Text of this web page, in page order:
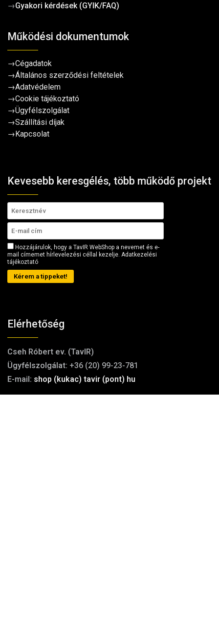
→Gyakori kérdések (GYIK/FAQ)
Működési dokumentumok
→Cégadatok
→Általános szerződési feltételek
→Adatvédelem
→Cookie tájékoztató
→Ügyfélszolgálat
→Szállítási díjak
→Kapcsolat
Kevesebb keresgélés, több működő projekt
Hozzájárulok, hogy a TavIR WebShop a nevemet és e-
mail címemet hírlevelezési céllal kezelje. Adatkezelési
tájékoztató
Kérem a tippeket!
Elérhetőség
Cseh Róbert ev. (TavIR)
Ügyfélszolgálat: +36 (20) 99-23-781
E-mail: shop (kukac) tavir (pont) hu